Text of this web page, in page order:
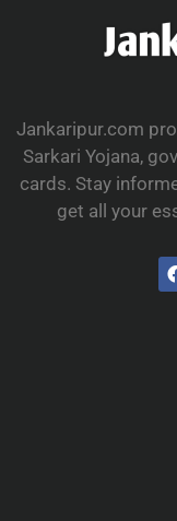
Jankaripur.com
Sarkari Yojana,
cards. Stay
get all your